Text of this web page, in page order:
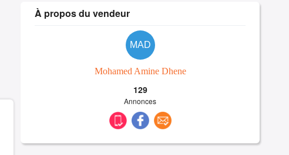
À propos du vendeur
MAD
Mohamed Amine Dhene
129
Annonces